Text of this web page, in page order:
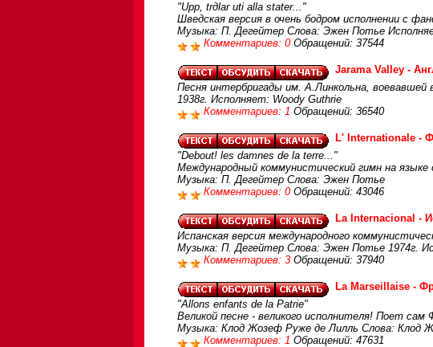
"Upp, trдlar uti alla stater..."
Шведская версия в очень бодром исполнении с
Музыка: П. Дегейтер Слова: Эжен Потье
Комментариев: 0 Обращений: 37544
Jarama Valley -
Песня интербригады им. А.Линкольна, воевавшей
1938г. Исполняет: Woody Guthrie
Комментариев: 1 Обращений: 36540
L' Internationale -
"Debout! les damnes de la terre..."
Международный коммунистический гимн на языке
Музыка: П. Дегейтер Слова: Эжен Потье
Комментариев: 0 Обращений: 43046
La Internacional -
Испанская версия международного
Музыка: П. Дегейтер Слова: Эжен Потье 1974г.
Комментариев: 3 Обращений: 37940
La Marseillaise -
"Allons enfants de la Patrie"
Великой песне - великого исполнителя! Поет
Музыка: Клод Жозеф Руже де Лилль Слова: Клод
Комментариев: 1 Обращений: 47631